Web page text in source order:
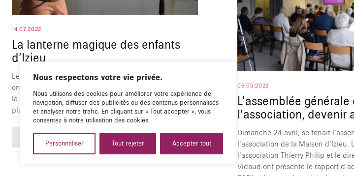
Nous respectons votre vie privée.
Nous utilisons des cookies pour améliorer votre expérience de
navigation, diffuser des publicités ou des contenus personnalisés
et analyser notre trafic. En cliquant sur « Tout accepter », vous
consentez à notre utilisation des cookies.
Personnaliser Tout rejeter Accepter tout
14.07.2022
La lanterne magique des enfants
d’Izieu
Les élèves du collège Aimé Césaire de Vaulx-en-Velin
ont participé à l'adaptation des dessins des enfants de
la Colonie d'Izieu en film d'animation. Découvrez-en
plus autour de ce projet.
06.05.2022
L’assemblée générale
l’association, devenir
Dimanche 24 avril, se tenait
l’association de la Maison d’Izieu.
l’association Thierry Philip et le
Vidaud ont présenté le rapport